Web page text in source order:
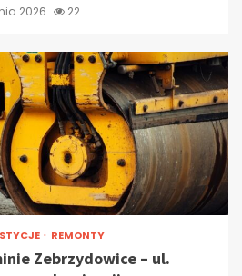
2026 22
REMONTY
Zebrzydowice – ul.